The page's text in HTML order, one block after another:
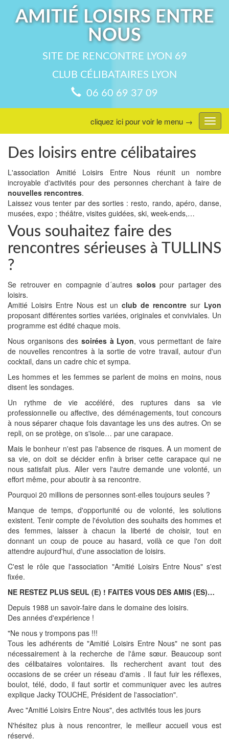
AMITIÉ LOISIRS ENTRE
NOUS
SITE DE RENCONTRE LYON 69
CLUB CÉLIBATAIRES LYON
06 60 69 37 09
menu
cliquez ici pour voir le menu →
Des loisirs entre célibataires
L'association Amitié Loisirs Entre Nous réunit un nombre
incroyable d'activités pour des personnes cherchant à faire de
nouvelles rencontres.
Laissez vous tenter par des sorties : resto, rando, apéro, danse,
musées, expo ; théâtre, visites guidées, ski, week-ends,…
Vous souhaitez faire des
rencontres sérieuses à TULLINS
?
Se retrouver en compagnie d´autres solospour partager des
loisirs.
Amitié Loisirs Entre Nous est unclub de rencontre sur Lyon
proposant différentes sorties variées, originales et conviviales. Un
programme est édité chaque mois.
Nous organisons des soirées à Lyon, vous permettant de faire
de nouvelles rencontres à la sortie de votre travail, autour d'un
cocktail, dans un cadre chic et sympa.
Les hommes et les femmes se parlent de moins en moins, nous
disent les sondages.
Un rythme de vie accéléré, des ruptures dans sa vie
professionnelle ou affective, des déménagements, tout concours
à nous séparer chaque fois davantage les uns des autres. On se
repli, on se protège, on s'isole… par une carapace.
Mais le bonheur n'est pas l'absence de risques. A un moment de
sa vie, on doit se décider enfin à briser cette carapace qui ne
nous satisfait plus. Aller vers l'autre demande une volonté, un
effort même, pour aboutir à sa rencontre.
Pourquoi 20 millions de personnes sont-elles toujours seules ?
Manque de temps, d'opportunité ou de volonté, les solutions
existent. Tenir compte de l'évolution des souhaits des hommes et
des femmes, laisser à chacun la liberté de choisir, tout en
donnant un coup de pouce au hasard, voilà ce que l'on doit
attendre aujourd'hui, d'une association de loisirs.
C'est le rôle que l'association "Amitié Loisirs Entre Nous" s'est
fixée.
NE RESTEZ PLUS SEUL (E) ! FAITES VOUS DES AMIS (ES)…
Depuis 1988 un savoir-faire dans le domaine des loisirs.
Des années d'expérience !
"Ne nous y trompons pas !!!
Tous les adhérents de "Amitié Loisirs Entre Nous" ne sont pas
nécessairement à la recherche de l'âme sœur. Beaucoup sont
des célibataires volontaires. Ils recherchent avant tout des
occasions de se créer un réseau d'amis . Il faut fuir les réflexes,
boulot, télé, dodo, il faut sortir et communiquer avec les autres
explique Jacky TOUCHE, Président de l'association".
Avec "Amitié Loisirs Entre Nous", des activités tous les jours
N'hésitez plus à nous rencontrer, le meilleur accueil vous est
réservé.